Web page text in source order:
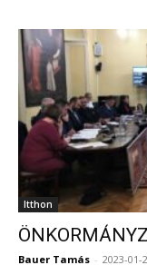
Itthon
Bauer Tamás - 2023-01-